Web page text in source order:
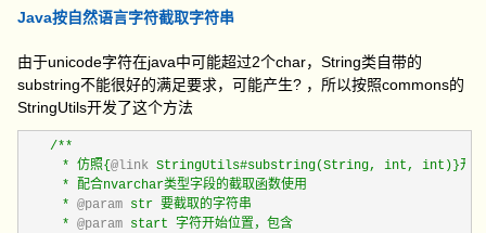
Java按自然语言字符截取字符串
由于unicode字符在java中可能超过2个char，String类自带的
substring不能很好的满足要求，可能产生? ，所以按照commons的
StringUtils开发了这个方法
/**
     * 仿照{
@link StringUtils#substring(String, int, int)}开发的自
     * 配合nvarchar类型字段的截取函数使用
     *
@param str 要截取的字符串
     *
@param start 字符开始位置，包含